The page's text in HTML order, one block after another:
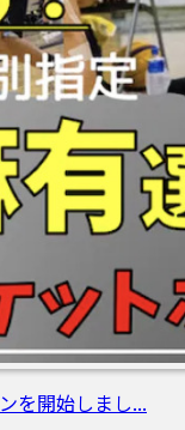
を開始しまし...